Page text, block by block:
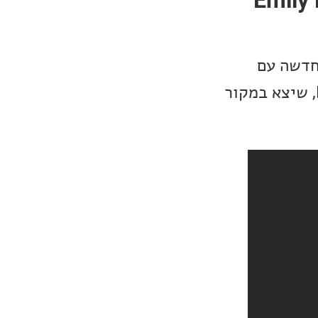
עם
Quartet של כינורות לשירה של הזמרת ממוצא אוסטרלי, Emily Barker, שיצא במקור